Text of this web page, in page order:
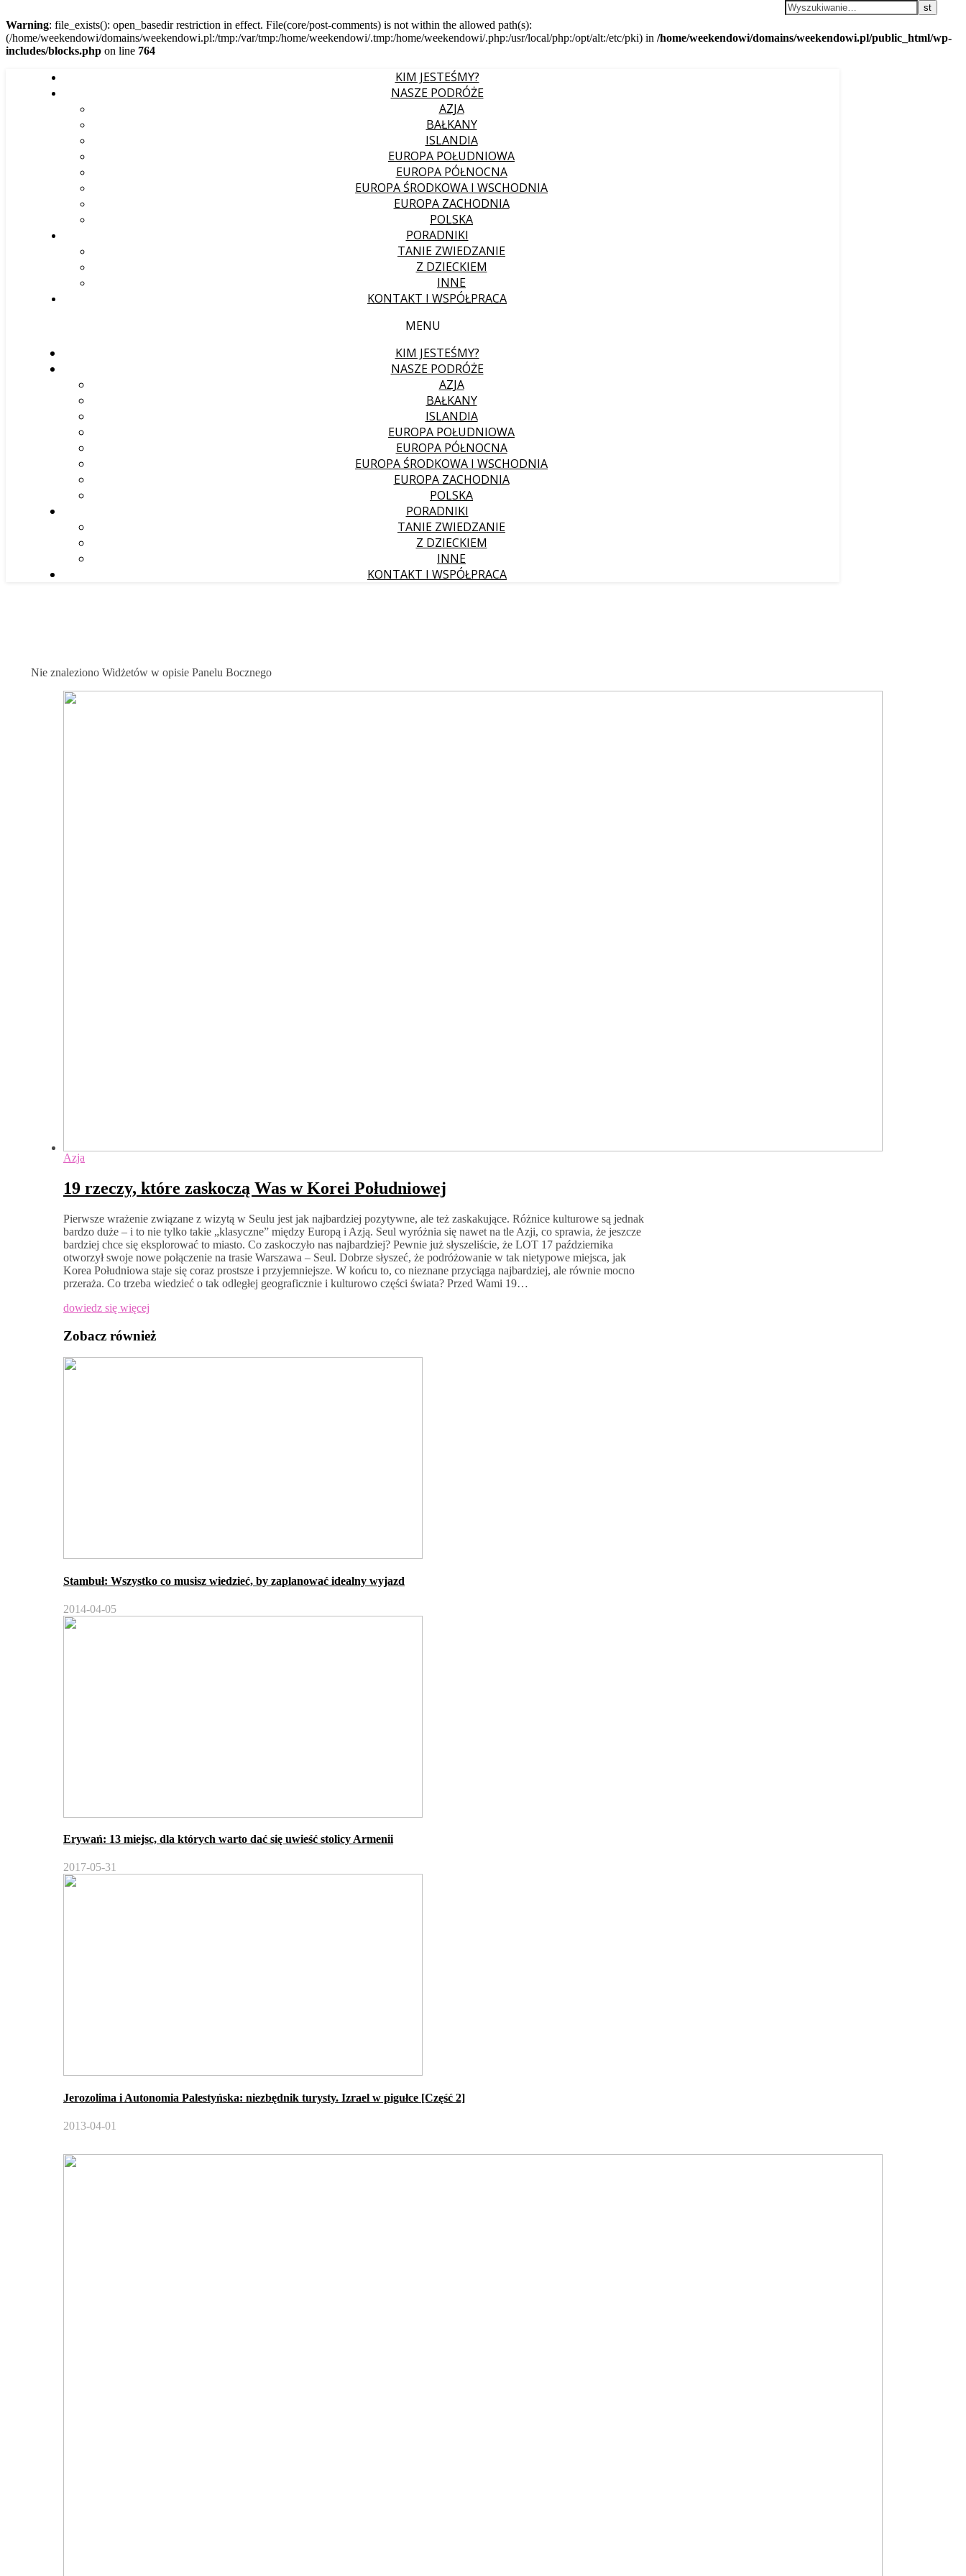
Warning: file_exists(): open_basedir restriction in effect. File(core/post-comments) is not within the allowed path(s):
(/home/weekendowi/domains/weekendowi.pl:/tmp:/var/tmp:/home/weekendowi/.tmp:/home/weekendowi/.php:/usr/local/php:/opt/alt:/etc/pki) in /home/weekendowi/domains/weekendowi.pl/public_html/wp-
includes/blocks.php on line 764
KIM JESTEŚMY?
NASZE PODRÓŻE
AZJA
BAŁKANY
ISLANDIA
EUROPA POŁUDNIOWA
EUROPA PÓŁNOCNA
EUROPA ŚRODKOWA I WSCHODNIA
EUROPA ZACHODNIA
POLSKA
PORADNIKI
TANIE ZWIEDZANIE
Z DZIECKIEM
INNE
KONTAKT I WSPÓŁPRACA
MENU
KIM JESTEŚMY?
NASZE PODRÓŻE
AZJA
BAŁKANY
ISLANDIA
EUROPA POŁUDNIOWA
EUROPA PÓŁNOCNA
EUROPA ŚRODKOWA I WSCHODNIA
EUROPA ZACHODNIA
POLSKA
PORADNIKI
TANIE ZWIEDZANIE
Z DZIECKIEM
INNE
KONTAKT I WSPÓŁPRACA
Nie znaleziono Widżetów w opisie Panelu Bocznego
Azja
19 rzeczy, które zaskoczą Was w Korei Południowej
Pierwsze wrażenie związane z wizytą w Seulu jest jak najbardziej pozytywne, ale też zaskakujące. Różnice kulturowe są jednak
bardzo duże – i to nie tylko takie „klasyczne” między Europą i Azją. Seul wyróżnia się nawet na tle Azji, co sprawia, że jeszcze
bardziej chce się eksplorować to miasto. Co zaskoczyło nas najbardziej? Pewnie już słyszeliście, że LOT 17 października
otworzył swoje nowe połączenie na trasie Warszawa – Seul. Dobrze słyszeć, że podróżowanie w tak nietypowe miejsca, jak
Korea Południowa staje się coraz prostsze i przyjemniejsze. W końcu to, co nieznane przyciąga najbardziej, ale równie mocno
przeraża. Co trzeba wiedzieć o tak odległej geograficznie i kulturowo części świata? Przed Wami 19…
dowiedz się więcej
Zobacz również
Stambuł: Wszystko co musisz wiedzieć, by zaplanować idealny wyjazd
2014-04-05
Erywań: 13 miejsc, dla których warto dać się uwieść stolicy Armenii
2017-05-31
Jerozolima i Autonomia Palestyńska: niezbędnik turysty. Izrael w pigułce [Część 2]
2013-04-01